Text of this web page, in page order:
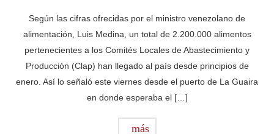
Según las cifras ofrecidas por el ministro venezolano de
alimentación, Luis Medina, un total de 2.200.000 alimentos
pertenecientes a los Comités Locales de Abastecimiento y
Producción (Clap) han llegado al país desde principios de
enero. Así lo señaló este viernes desde el puerto de La Guaira
en donde esperaba el […]
más